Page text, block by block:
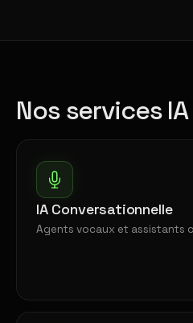
Nos services
IA Conversationnelle
Agents vocaux et assistants